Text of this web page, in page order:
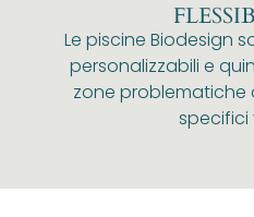
Le piscine Biodesign
personalizzabili e
zone
specifici